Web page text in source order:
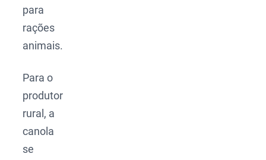
para
rações
animais.
Para o
produtor
rural, a
canola
se